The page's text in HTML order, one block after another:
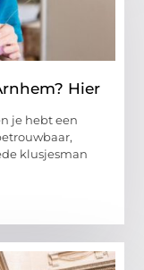
Hier
je hebt een
klusjesman